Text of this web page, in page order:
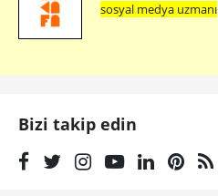
sosyal medya uzmanı
Bizi takip edin